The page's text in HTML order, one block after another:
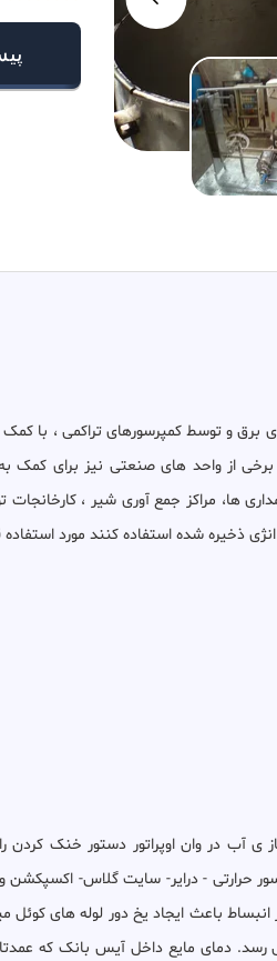
برق و توسط کمپرسورهای تراکمی ، با
برخی از واحد های صنعتی نیز برای
ها، مراکز جمع آوری شیر ، کارخانجات
ذخیره شده استفاده کنند مورد استفاده
ی آب در وان اوپراتور دستور خنک
حرارتی - درایر- سایت گلاس-
انبساط باعث ایجاد یخ دور لوله های